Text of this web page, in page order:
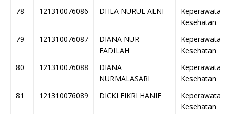
78
121310076086 DHEA NURUL AENI
Keperawatan
Kesehatan
79
121310076087
DIANA NUR
FADILAH
Keperawatan
Kesehatan
80
121310076088
DIANA
NURMALASARI
Keperawatan
Kesehatan
81
121310076089 DICKI FIKRI HANIF
Keperawatan
Kesehatan